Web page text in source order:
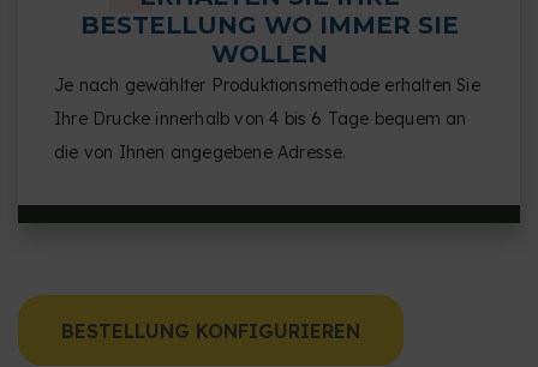
BESTELLUNG WO IMMER SIE
WOLLEN
Je nach gewählter Produktionsmethode erhalten Sie
Ihre Drucke innerhalb von 4 bis 6 Tage bequem an
die von Ihnen angegebene Adresse.
BESTELLUNG KONFIGURIEREN